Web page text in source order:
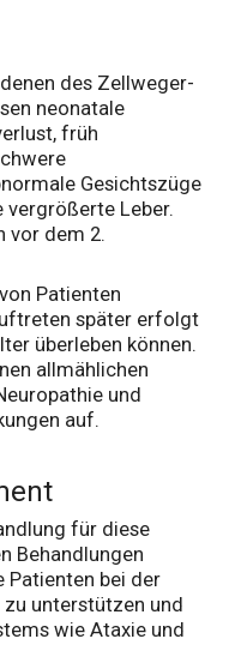
des Zellweger-
neonatale
früh
Gesichtszüge
vergrößerte Leber.
vor dem 2.
Patienten
später erfolgt
überleben können.
allmählichen
und
auf.
für diese
Behandlungen
Patienten bei der
unterstützen und
wie Ataxie und